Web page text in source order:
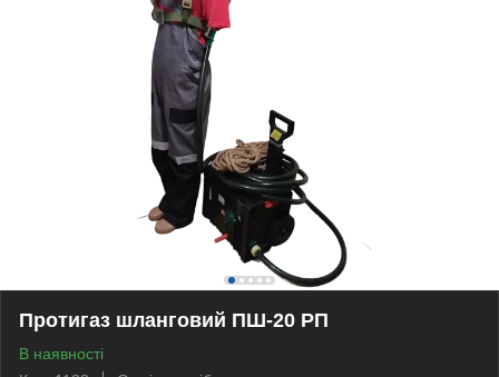
Протигаз шланговий ПШ-20 РП
В наявності